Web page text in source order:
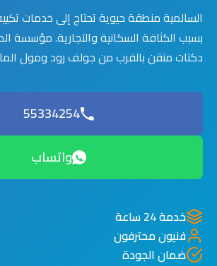
السالمية منطقة حيوية تحتاج إلى خدمات
بسبب الكثافة السكانية والتجارية. مؤسسة
دكتات متقن بالقرب من جولف رود ومول
55334254
واتساب
خدمة 24 ساعة
فنيون محترفون
ضمان الجودة